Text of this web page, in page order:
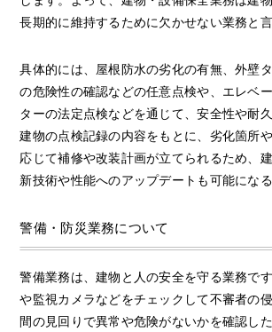
長期的に維持するために欠かせない業務と言
具体的には、屋根防水の劣化の有無、外壁
の危険性の確認などの任意点検や、エレベ
ターの法定点検などを通じて、安全性や耐
建物の点検記録の内容をもとに、劣化箇所
応じて補修や改装計画が立てられるため、
新技術や性能へのアップデートも可能になる
警備・防災業務について
警備業務は、建物と人の安全を守る業務で
や監視カメラなどをチェックして不審者の
間の見回りで異常や危険がないかを確認した